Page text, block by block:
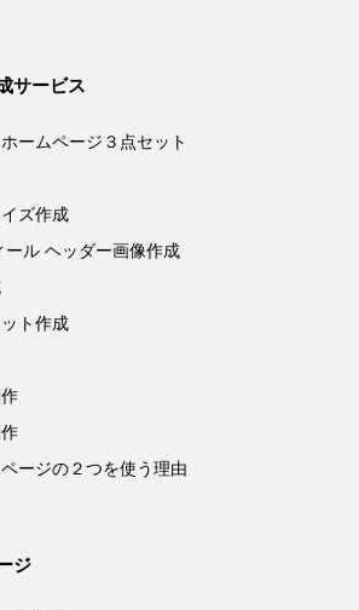
サービス
ームページ３点セット
ズ作成
ール ヘッダー画像作成
ト作成
ージの２つを使う理由
ジ